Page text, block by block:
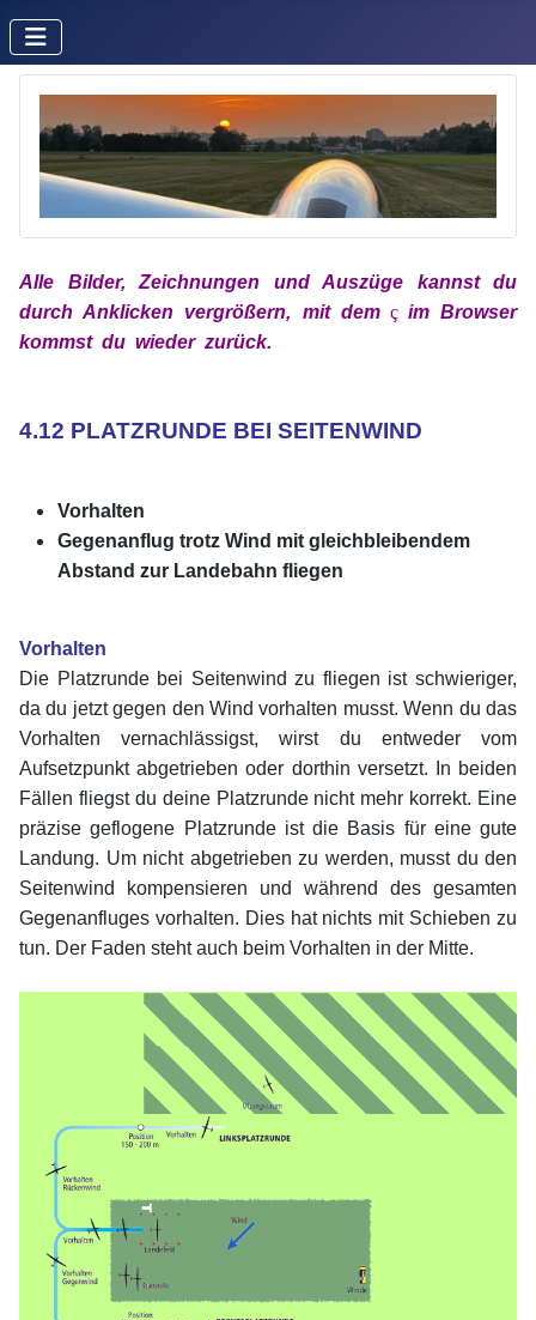
Alle Bilder, Zeichnungen und Auszüge kannst du
durch Anklicken vergrößern, mit demx çx imBrowser
kommst du wieder zurück.
4.12 PLATZRUNDE BEI SEITENWIND
Vorhalten
Gegenanflug trotz Wind mit gleichbleibendem
Abstand zur Landebahn fliegen
Vorhalten
Die Platzrunde bei Seitenwind zu fliegen ist schwieriger,
da du jetzt gegen den Wind vorhalten musst. Wenn du das
Vorhalten vernachlässigst, wirst du entweder vom
Aufsetzpunkt abgetrieben oder dorthin versetzt. In beiden
Fällen fliegst du deine Platzrunde nicht mehr korrekt. Eine
präzise geflogene Platzrunde ist die Basis für eine gute
Landung. Um nicht abgetrieben zu werden, musst du den
Seitenwind kompensieren und während des gesamten
Gegenanfluges vorhalten. Dies hat nichts mit Schieben zu
tun. Der Faden steht auch beim Vorhalten in der Mitte.